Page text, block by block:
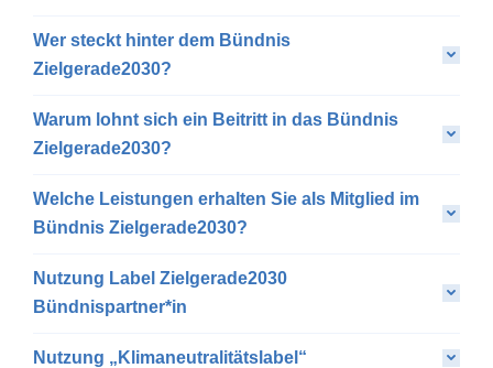
Wer steckt hinter dem Bündnis
Zielgerade2030?
Warum lohnt sich ein Beitritt in das Bündnis
Zielgerade2030?
Welche Leistungen erhalten Sie als Mitglied im
Bündnis Zielgerade2030?
Nutzung Label Zielgerade2030
Bündnispartner*in
Nutzung „Klimaneutralitätslabel“